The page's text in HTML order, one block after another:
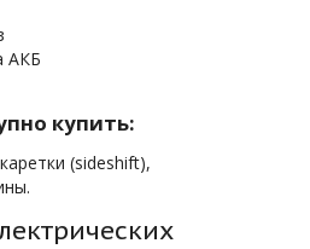
АКБ
купить:
(sideshift),